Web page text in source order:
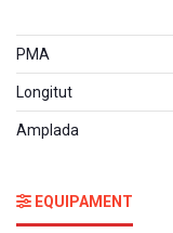
PMA
Longitut
Amplada
EQUIPAMENT